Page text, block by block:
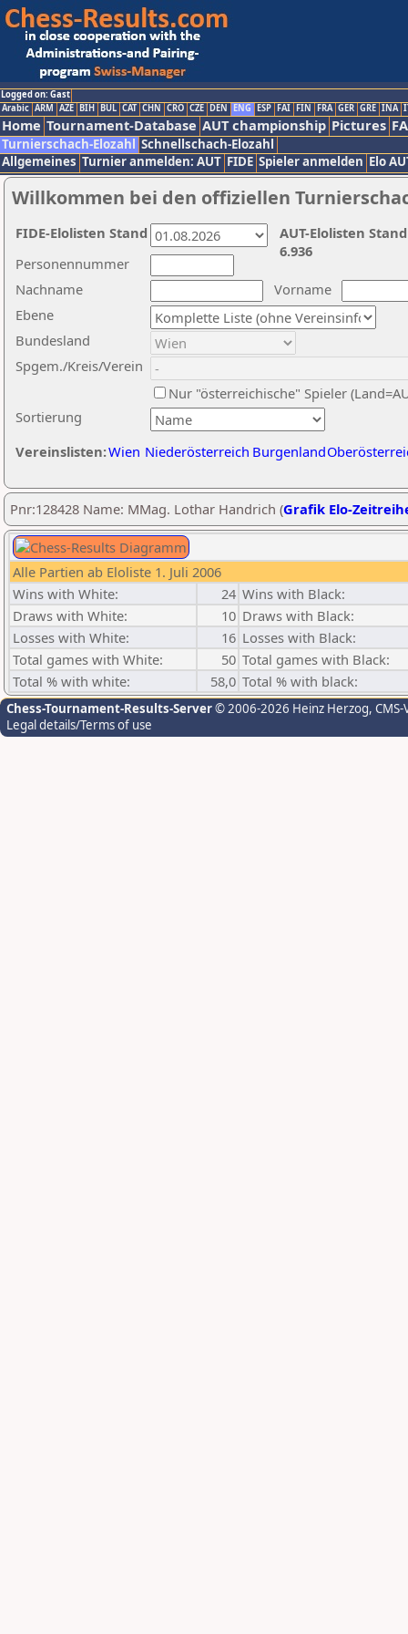
Logged on: Gast
Arabic ARM AZE BIH BUL CAT CHN CRO CZE DEN ENG ESP FAI FIN FRA GER GRE INA
Home Tournament-Database AUT championship Pictures
Turnierschach-Elozahl Schnellschach-Elozahl
Allgemeines Turnier anmelden: AUT FIDE Spieler anmelden Elo
Willkommen bei den offiziellen
Nachname
Vorname
Ebene
Sortierung
Personennummer
Bundesland
Spgem./Kreis/Verein
Nur "österreichische" Spieler
Vereinslisten:Wien Niederösterreich Burgenland
AUT-Elolisten
6.936
FIDE-Elolisten Stand
Pnr:128428 Name: MMag. Lothar Handrich (Grafik Elo-
Alle Partien ab Eloliste 1. Juli 2006
Wins with White:
24 Wins with Black:
Draws with White:
10 Draws with Black:
Losses with White:
16 Losses with Black:
Total games with White:
50 Total games with Black:
Total % with white:
58,0 Total % with black:
Chess-Tournament-Results-Server© 2006-2026 Heinz Herzog,
Legal details/Terms of use